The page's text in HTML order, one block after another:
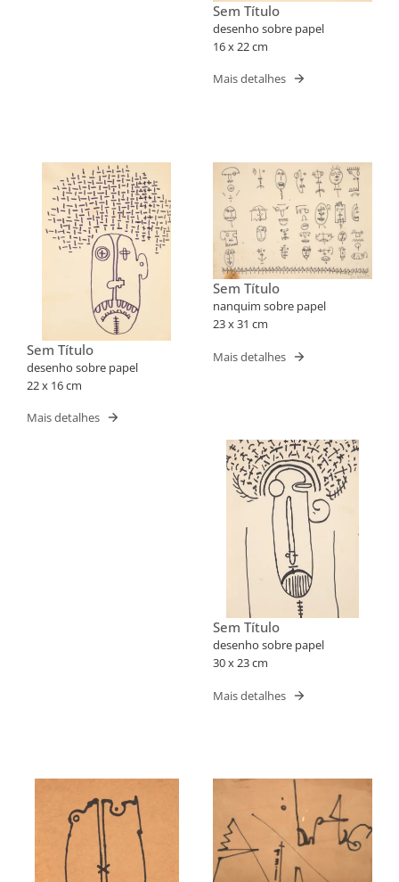
Sem Título
desenho sobre papel
16 x 22 cm
Mais detalhes
Sem Título
desenho sobre papel
22 x 16 cm
Mais detalhes
Sem Título
nanquim sobre papel
23 x 31 cm
Mais detalhes
Sem Título
desenho sobre papel
30 x 23 cm
Mais detalhes